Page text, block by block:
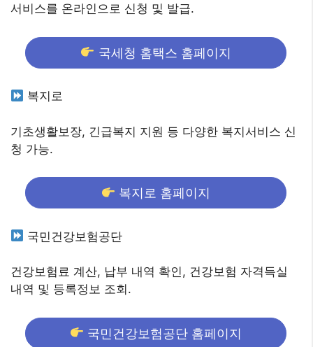
서비스를 온라인으로 신청 및 발급.
국세청 홈택스 홈페이지
복지로
기초생활보장, 긴급복지 지원 등 다양한 복지서비스 신
청 가능.
복지로 홈페이지
국민건강보험공단
건강보험료 계산, 납부 내역 확인, 건강보험 자격득실
내역 및 등록정보 조회.
국민건강보험공단 홈페이지